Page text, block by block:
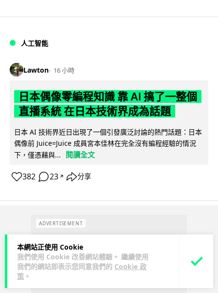
本網站正使用 Cookie
我們使用 Cookie 改善網站體驗。 繼續使用
我們的網站即表示您同意我們的 Cookie 政
策 。
人工智能
Lawton 16 小時
日本偶像零編程知識 靠 AI 搞了一整個
直播系統 在日本技術界成為話題
日本 AI 技術界近日出現了一個引發廣泛討論的熱門話題：日本
偶像前 Juice=Juice 成員宮本佳林在完全沒有編程經驗的情況
下，僅憑藉與...
閱讀全文
382 23 ↗ 分享
ADVERTISEMENT